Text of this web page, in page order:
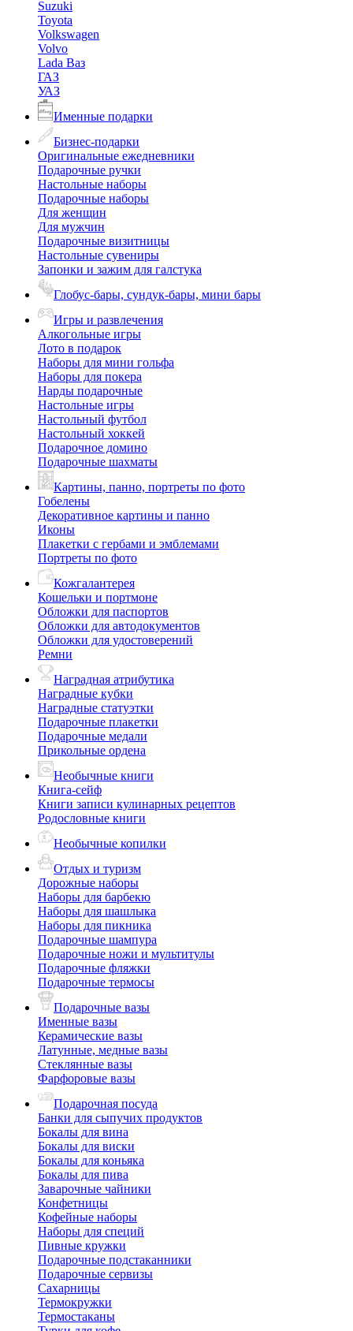
Suzuki
Toyota
Volkswagen
Volvo
Lada Ваз
ГАЗ
УАЗ
Именные подарки
Бизнес-подарки
Оригинальные ежедневники
Подарочные ручки
Настольные наборы
Подарочные наборы
Для женщин
Для мужчин
Подарочные визитницы
Настольные сувениры
Запонки и зажим для галстука
Глобус-бары, сундук-бары, мини бары
Игры и развлечения
Алкогольные игры
Лото в подарок
Наборы для мини гольфа
Наборы для покера
Нарды подарочные
Настольные игры
Настольный футбол
Настольный хоккей
Подарочное домино
Подарочные шахматы
Картины, панно, портреты по фото
Гобелены
Декоративное картины и панно
Иконы
Плакетки с гербами и эмблемами
Портреты по фото
Кожгалантерея
Кошельки и портмоне
Обложки для паспортов
Обложки для автодокументов
Обложки для удостоверений
Ремни
Наградная атрибутика
Наградные кубки
Наградные статуэтки
Подарочные плакетки
Подарочные медали
Прикольные ордена
Необычные книги
Книга-сейф
Книги записи кулинарных рецептов
Родословные книги
Необычные копилки
Отдых и туризм
Дорожные наборы
Наборы для барбекю
Наборы для шашлыка
Наборы для пикника
Подарочные шампура
Подарочные ножи и мультитулы
Подарочные фляжки
Подарочные термосы
Подарочные вазы
Именные вазы
Керамические вазы
Латунные, медные вазы
Стеклянные вазы
Фарфоровые вазы
Подарочная посуда
Банки для сыпучих продуктов
Бокалы для вина
Бокалы для виски
Бокалы для коньяка
Бокалы для пива
Заварочные чайники
Конфетницы
Кофейные наборы
Наборы для специй
Пивные кружки
Подарочные подстаканники
Подарочные сервизы
Сахарницы
Термокружки
Термостаканы